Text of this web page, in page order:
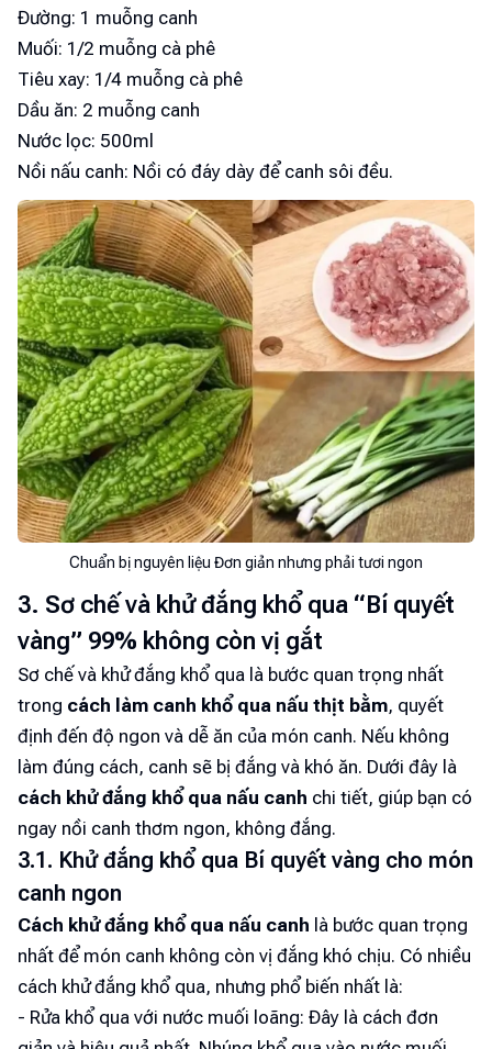
Đường: 1 muỗng canh
Muối: 1/2 muỗng cà phê
Tiêu xay: 1/4 muỗng cà phê
Dầu ăn: 2 muỗng canh
Nước lọc: 500ml
Nồi nấu canh: Nồi có đáy dày để canh sôi đều.
Chuẩn bị nguyên liệu Đơn giản nhưng phải tươi ngon
3. Sơ chế và khử đắng khổ qua “Bí quyết
vàng” 99% không còn vị gắt
Sơ chế và khử đắng khổ qua là bước quan trọng nhất
trong cách làm canh khổ qua nấu thịt bằm, quyết
định đến độ ngon và dễ ăn của món canh. Nếu không
làm đúng cách, canh sẽ bị đắng và khó ăn. Dưới đây là
cách khử đắng khổ qua nấu canh chi tiết, giúp bạn có
ngay nồi canh thơm ngon, không đắng.
3.1. Khử đắng khổ qua Bí quyết vàng cho món
canh ngon
Cách khử đắng khổ qua nấu canh là bước quan trọng
nhất để món canh không còn vị đắng khó chịu. Có nhiều
cách khử đắng khổ qua, nhưng phổ biến nhất là:
- Rửa khổ qua với nước muối loãng: Đây là cách đơn